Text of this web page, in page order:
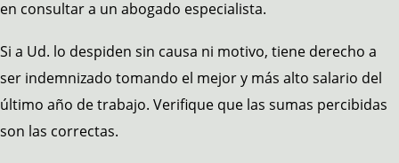
en consultar a un abogado especialista.
Si a Ud. lo despiden sin causa ni motivo, tiene derecho a
ser indemnizado tomando el mejor y más alto salario del
último año de trabajo. Verifique que las sumas percibidas
son las correctas.